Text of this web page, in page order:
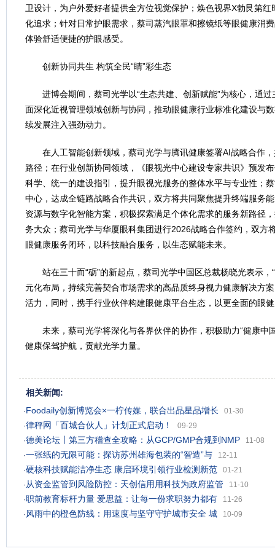
卫设计，为户外爱好者提供全方位视觉保护；焕色视界X勃艮第
化追求；针对日常护眼需求，蔡司蒸汽眼罩和擦镜纸等眼健康消
体验舒适便捷的护眼感受。
创新协同共生 构筑全民“睛”彩生态
进博会期间，蔡司光学以“生态共建、创新赋能”为核心，通
面深化近视管理领域创新与协同，推动眼健康行业标准化建设与
续发展注入强劲动力。
在人工智能创新领域，蔡司光学与腾讯健康签署AI战略合作
路径；在行业创新协同领域，《眼视光中心建设专家共识》预发
科学、统一的建设指引，提升眼视光服务的整体水平与专业性；
中心，达成全链路战略合作共识，双方将共同聚焦提升终端服务
资源与数字化智能方案，积极探索满足个体化需求的服务新路径
务大众；蔡司光学与华厦眼科集团进行2026战略合作签约，双方
眼健康服务闭环，以科技融合服务，以生态赋能未来。
站在三十而“砺”的新起点，蔡司光学中国区总裁杨晓光表示
元化布局，持续完善契合市场需求的高品质终身视力健康解决方
活力，同时，携手行业伙伴构建眼健康平台生态，以更全面的眼
未来，蔡司光学将深化与各界伙伴的协作，积极助力“健康中
健康保驾护航，贡献光学力量。
相关新闻:
·Foodaily创新博览会×一柠传媒，联合出品星品增长
01-30
·律秤网「百城合伙人」计划正式启动！
09-29
·德美论坛丨第三方稽查全攻略：从GCP/GMP合规到NMP
11-08
·一张纸的无限可能：探访苏州雄海包装的“智造”与
12-11
·硬核科技赋能洁净生态 康启环境引领行业检测新范
01-21
· 从资金监管到风险防控：天创信用用科技为政府监管
11-10
·职前教育标杆力量 爱思益：让每一份求职努力都有
11-26
· 风雨中的橙色防线：用速度与坚守守护城市安全 城 10-09